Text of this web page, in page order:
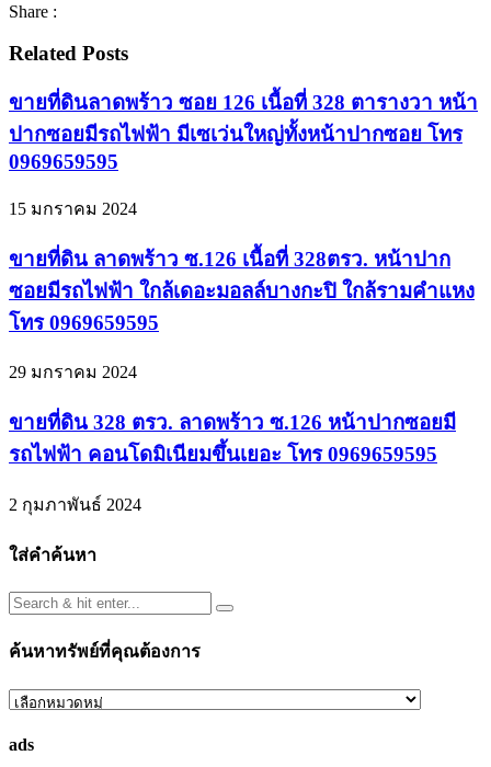
Share :
Related Posts
ขายที่ดินลาดพร้าว ซอย 126 เนื้อที่ 328 ตารางวา หน้า
ปากซอยมีรถไฟฟ้า มีเซเว่นใหญ่ทั้งหน้าปากซอย โทร
0969659595
15 มกราคม 2024
ขายที่ดิน ลาดพร้าว ซ.126 เนื้อที่ 328ตรว. หน้าปาก
ซอยมีรถไฟฟ้า ใกล้เดอะมอลล์บางกะปิ ใกล้รามคำแหง
โทร 0969659595
29 มกราคม 2024
ขายที่ดิน 328 ตรว. ลาดพร้าว ซ.126 หน้าปากซอยมี
รถไฟฟ้า คอนโดมิเนียมขึ้นเยอะ โทร 0969659595
2 กุมภาพันธ์ 2024
ใส่คำค้นหา
ค้นหาทรัพย์ที่คุณต้องการ
ค้นหา
ที่
ads